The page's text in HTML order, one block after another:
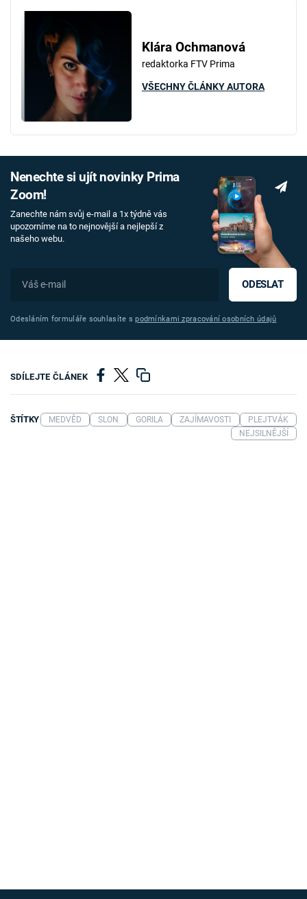
Klára Ochmanová
redaktorka FTV Prima
VŠECHNY ČLÁNKY AUTORA
Nenechte si ujít novinky Prima
Zoom!
Zanechte nám svůj e-mail a 1x týdně vás
upozorníme na to nejnovější a nejlepší z
našeho webu.
ODESLAT
Odesláním formuláře souhlasíte spodmínkami zpracování osobních údajů
SDÍLEJTE ČLÁNEK
ŠTÍTKY MEDVĚD SLON GORILA ZAJÍMAVOSTI
PLEJTVÁK
NEJSILNĚJŠÍ